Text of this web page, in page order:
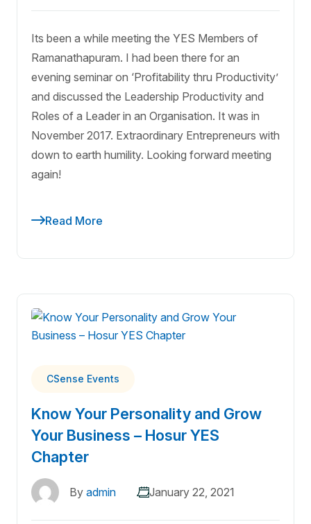
Its been a while meeting the YES Members of
Ramanathapuram. I had been there for an
evening seminar on ‘Profitability thru Productivity’
and discussed the Leadership Productivity and
Roles of a Leader in an Organisation. It was in
November 2017. Extraordinary Entrepreneurs with
down to earth humility. Looking forward meeting
again!
Read More
CSense Events
Know Your Personality and Grow
Your Business – Hosur YES
Chapter
By admin January 22, 2021